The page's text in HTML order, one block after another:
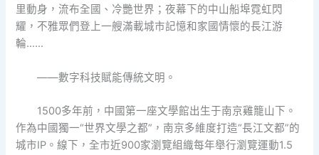
里動身，流布全國、冷艷世界；夜幕下的中山船埠霓虹閃
耀，不雅眾們登上一艘滿載城市記憶和家國情懷的長江游
輪……
——數字科技賦能傳統文明。
1500多年前，中國第一座文學館出生于南京雞籠山下。
作為中國獨一“世界文學之都”，南京多維度打造“長江文都”的
城市IP。線下，全市近900家瀏覽組織每年舉行瀏覽運動1.5